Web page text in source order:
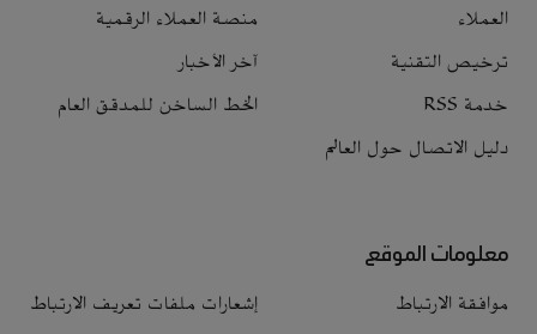
العملاء
منصة العملاء الرقمية
ترخيص التقنية
آخر الأخبار
خدمة RSS
الخط الساخن للمدقق العام
دليل الاتصال حول العالم
معلومات الموقع
موافقة الارتباط
إشعارات ملفات تعريف الارتباط